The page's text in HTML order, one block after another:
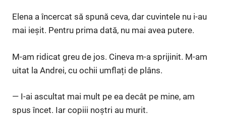
Elena a încercat să spună ceva, dar cuvintele nu i-au
mai ieșit. Pentru prima dată, nu mai avea putere.
M-am ridicat greu de jos. Cineva m-a sprijinit. M-am
uitat la Andrei, cu ochii umflați de plâns.
— I-ai ascultat mai mult pe ea decât pe mine, am
spus încet. Iar copiii noștri au murit.